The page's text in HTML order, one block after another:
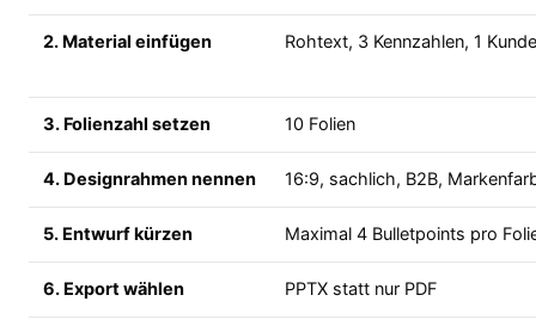
2. Material einfügen Rohtext, 3 Kennzahlen, 1
3. Folienzahl setzen 10 Folien
4. Designrahmen nennen 16:9, sachlich, B2B,
5. Entwurf kürzen Maximal 4 Bulletpoints pro
6. Export wählen PPTX statt nur PDF